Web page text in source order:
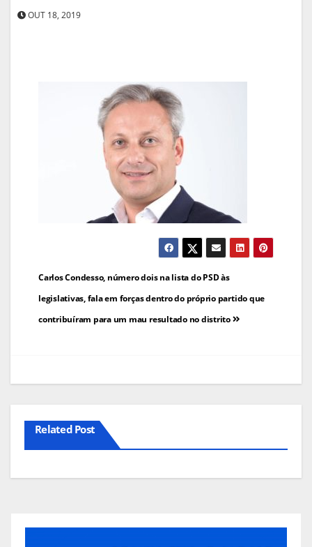
OUT 18, 2019
Navegação
de
artigos
Carlos Condesso, número dois na lista do PSD às
legislativas, fala em forças dentro do próprio partido que
contribuíram para um mau resultado no distrito
Related Post